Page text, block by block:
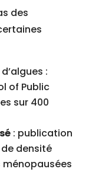
des
:
of Public
sur 400
: publication
densité
ménopausées